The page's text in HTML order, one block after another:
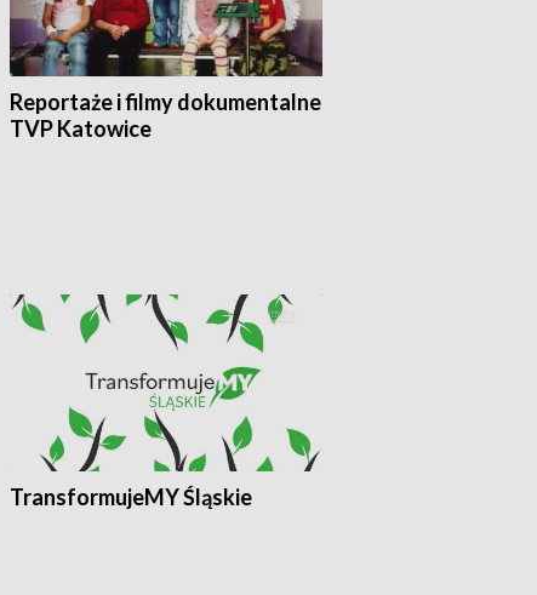
Reportaże i filmy dokumentalne
TVP Katowice
TransformujeMY Śląskie